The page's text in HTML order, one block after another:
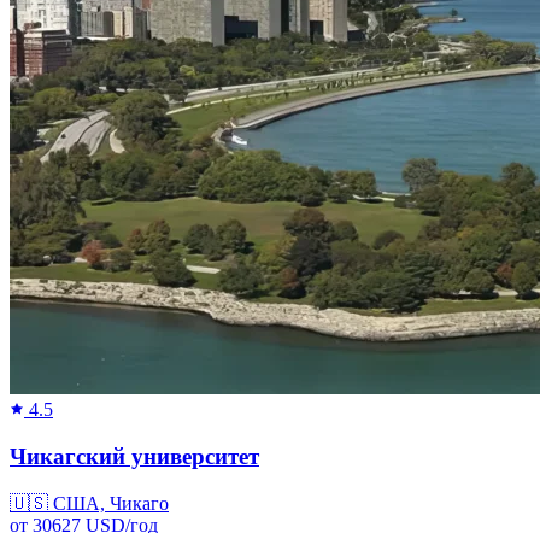
4.5
Чикагский университет
🇺🇸 США, Чикаго
от 30627 USD/год